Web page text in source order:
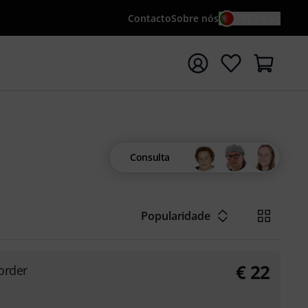
ContactoSobre nós
pesquisa com o termo de pesquisa {searchTerm}
Consulta
Popularidade
€ 22